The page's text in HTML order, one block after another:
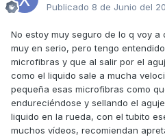
Publicado 8 de Junio del
No estoy muy seguro de lo q voy a
muy en serio, pero tengo
microfibras y que al salir por el
como el liquido sale a mucha
pequeña esas microfibras como
endureciéndose y sellando el
liquido en la rueda, con el tubito
muchos vídeos, recomiendan